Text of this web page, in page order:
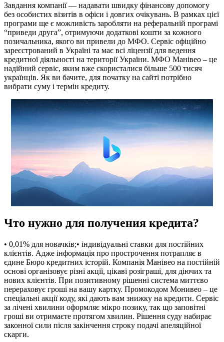
Завдання компанії — надавати швидку фінансову допомогу
без особистих візитів в офіси і довгих очікувань. В рамках цієї
програми ще є можливість заробляти на реферальній програмі
“приведи друга”, отримуючи додаткові кошти за кожного
позичальника, якого ви привели до МФО. Сервіс офіційно
зареєстрований в Україні та має всі ліцензії для ведення
кредитної діяльності на території України. МФО Манівео – це
надійний сервіс, яким вже скористалися більше 500 тисяч
українців. Як ви бачите, для початку на сайті потрібно
вибрати суму і термін кредиту.
Что нужно для получения кредита?
• 0,01% для новачків;• індивідуальні ставки для постійних
клієнтів. Адже інформація про прострочення потрапляє в
єдине Бюро кредитних історій. Компанія Манівео на постійній
основі організовує різні акції, цікаві розіграші, для діючих та
нових клієнтів. При позитивному рішенні система миттєво
перераховує гроші на вашу картку. Промокодом Монивео – це
спеціальні акції коду, які дають вам знижку на кредити. Сервіс
за лічені хвилини оформляє мікро позику, так що заповітні
гроші ви отримаєте протягом хвилин. Рішення суду набирає
законної сили після закінчення строку подачі апеляційної
скарги.